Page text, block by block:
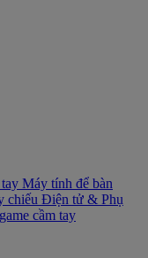
Máy tính để bàn
chiếu Điện tử & Phụ
cầm tay